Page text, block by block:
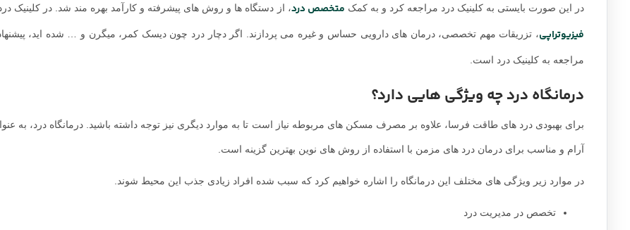
در این صورت بایستی به کلینیک درد مراجعه کرد و به کمک متخصص درد، از دستگاه ها و روش های پیشرفته و کارآمد بهره مند شد. در کلینیک
فیزیوتراپی، تزریقات مهم تخصصی، درمان های دارویی حساس و غیره می پردازند. اگر دچار درد چون دیسک کمر، میگرن و … شده اید،
مراجعه به کلینیک درد است.
درمانگاه درد چه ویژگی هایی دارد؟
برای بهبودی درد های طاقت فرسا، علاوه بر مصرف مسکن های مربوطه نیاز است تا به موارد دیگری نیز توجه داشته باشید. درمانگاه درد، به
آرام و مناسب برای درمان درد های مزمن با استفاده از روش های نوین بهترین گزینه است.
در موارد زیر ویژگی های مختلف این درمانگاه را اشاره خواهیم کرد که سبب شده افراد زیادی جذب این محیط شوند.
تخصص در مدیریت درد